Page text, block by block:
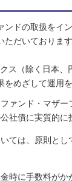
ンドの取扱をイ
だいております
ス（除く日本、
をめざして運用を
ァンド・マザー
社債に実質的に
ては、原則と
時に手数料がか